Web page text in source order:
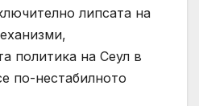
липсата на
политика на Сеул в
по-нестабилното